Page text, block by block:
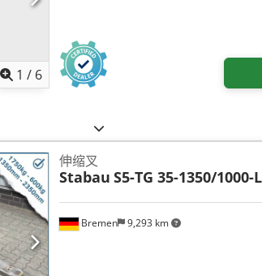
1 / 6
Bremen 9,293 km
伸缩叉
Stabau S5-TG 35-1350/1000-L